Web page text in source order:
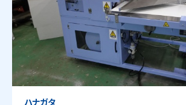
ハナガタ